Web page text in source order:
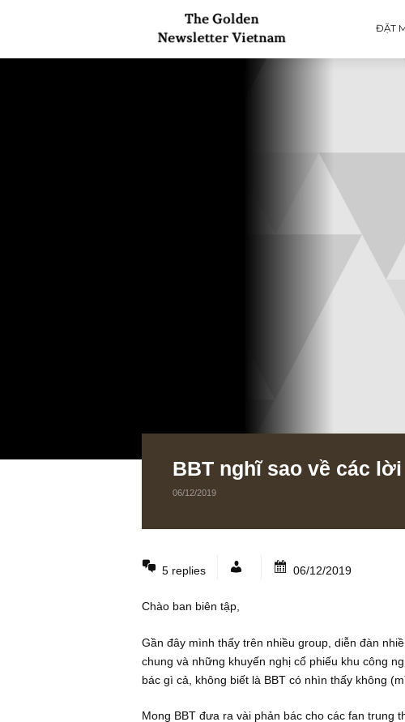
Chào ban biên tập,
Gần đây mình thấy trên nhiều group, diễn